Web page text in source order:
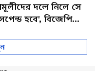
দলে নিলে সে
হবে', বিজেপি